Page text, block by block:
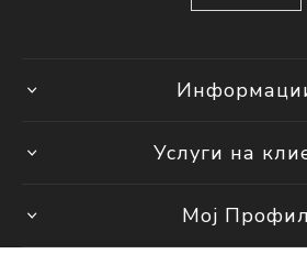
Услуги на
Мој Профил